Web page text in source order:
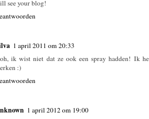
see your blog!
1 april 2011 om 20:33
ik wist niet dat ze ook een spray hadden! Ik
:)
1 april 2012 om 19:00